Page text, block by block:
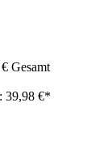
Gesamt
39,98 €*